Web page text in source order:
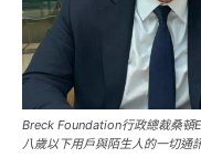
Breck Foundation行政總裁桑
八歲以下用戶與陌生人的一切通